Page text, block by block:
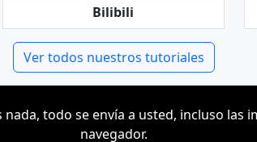
Bilibili
Ver todos nuestros tutoriales
todo se envía a usted, incluso las
navegador.